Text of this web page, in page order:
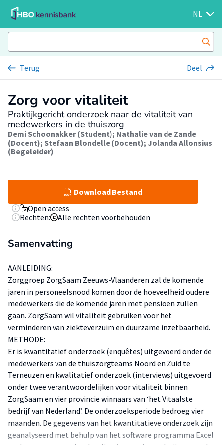
NL
Terug Deel
Zorg voor vitaliteit
Praktijkgericht onderzoek naar de vitaliteit van
medewerkers in de thuiszorg
Demi Schoonakker (Student); Nathalie van de Zande
(Docent); Stefaan Blondelle (Docent); Jolanda Allonsius
(Begeleider)
Download Bestand
Open access
Rechten:
Alle rechten voorbehouden
Samenvatting
AANLEIDING:
Zorggroep ZorgSaam Zeeuws-Vlaanderen zal de komende
jaren in personeelsnood komen door de hoeveelheid oudere
medewerkers die de komende jaren met pensioen zullen
gaan. ZorgSaam wil vitaliteit gebruiken voor het
verminderen van ziekteverzuim en duurzame inzetbaarheid.
METHODE:
Er is kwantitatief onderzoek (enquêtes) uitgevoerd onder de
medewerkers van de thuiszorgteams Noord en Zuid te
Terneuzen en kwalitatief onderzoek (interviews) uitgevoerd
onder twee verantwoordelijken voor vitaliteit binnen
ZorgSaam en vier provincie winnaars van ‘het Vitaalste
bedrijf van Nederland’. De onderzoeksperiode bedroeg vier
maanden. De gegevens van het kwantitatieve onderzoek zijn
geanalyseerd met behulp van het software programma Excel